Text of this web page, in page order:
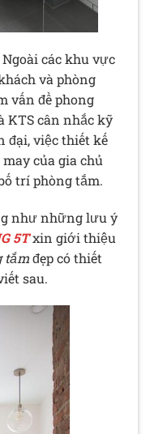
các khu vực
và phòng
vấn đề phong
KTS cân nhắc kỹ
đại, việc thiết kế
của gia chủ
trí phòng tắm.
như những lưu ý
5Txin giới thiệu
tắmđẹp có thiết
sau.